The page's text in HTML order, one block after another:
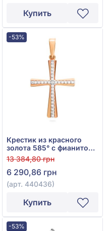
Купить
-53%
Крестик из красного
золота 585° с фианитом,
арт. 440436
13 384,80 грн
6 290,86 грн
(арт. 440436)
Купить
-53%